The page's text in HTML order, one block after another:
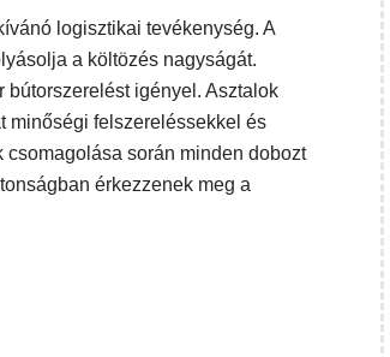
logisztikai tevékenység. A
a költözés nagyságát.
bútorszerelést igényel. Asztalok
minőségi felszereléssekkel és
során minden dobozt
érkezzenek meg a